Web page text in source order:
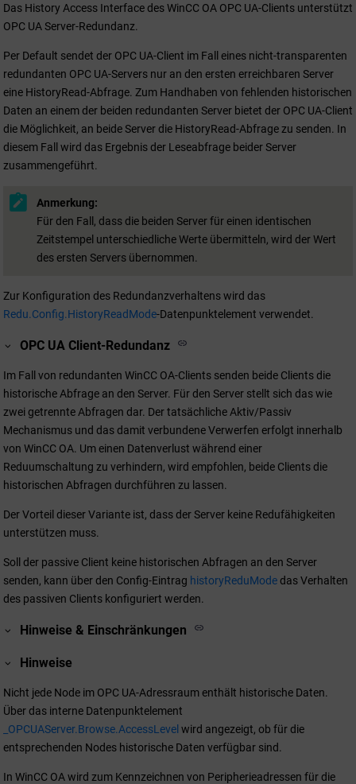
Das History Access Interface desWinCC OA OPC UA-Clients unterstützt
OPC UA Server-Redundanz.
Per Default sendet der OPC UA-Client im Fall eines nicht-transparenten
redundanten OPC UA-Servers nur an den ersten erreichbaren Server
eine HistoryRead-Abfrage. Zum Handhaben von fehlenden historischen
Daten an einem der beiden redundanten Server bietet der OPC UA-Client
die Möglichkeit, an beide Server die HistoryRead-Abfrage zu senden. In
diesem Fall wird das Ergebnis der Leseabfrage beider Server
zusammengeführt.
Anmerkung:
Für den Fall, dass die beiden Server für einen identischen
Zeitstempel unterschiedliche Werte übermitteln, wird der Wert
des ersten Servers übernommen.
Zur Konfiguration des Redundanzverhaltens wird das
Redu.Config.HistoryReadMode-Datenpunktelement verwendet.
OPC UA Client-Redundanz
Im Fall von redundanten WinCC OA-Clients senden beide Clients die
historische Abfrage an den Server. Für den Server stellt sich das wie
zwei getrennte Abfragen dar. Der tatsächliche Aktiv/Passiv
Mechanismus und das damit verbundene Verwerfen erfolgt innerhalb
von WinCC OA. Um einen Datenverlust während einer
Reduumschaltung zu verhindern, wird empfohlen, beide Clients die
historischen Abfragen durchführen zu lassen.
Der Vorteil dieser Variante ist, dass der Server keine Redufähigkeiten
unterstützen muss.
Soll der passive Client keine historischen Abfragen an den Server
senden, kann über den Config-Eintrag historyReduMode das Verhalten
des passiven Clients konfiguriert werden.
Hinweise & Einschränkungen
Hinweise
Nicht jede Node im OPC UA-Adressraum enthält historische Daten.
Über das interne Datenpunktelement
_OPCUAServer.Browse.AccessLevel wird angezeigt, ob für die
entsprechenden Nodes historische Daten verfügbar sind.
In WinCC OAwird zum Kennzeichnen von Peripherieadressen für die